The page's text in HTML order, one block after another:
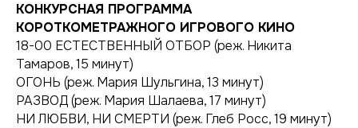
КОНКУРСНАЯ ПРОГРАММА
КОРОТКОМЕТРАЖНОГО ИГРОВОГО КИНО
18-00 ЕСТЕСТВЕННЫЙ ОТБОР (реж. Никита
Тамаров, 15 минут)
ОГОНЬ (реж. Мария Шульгина, 13 минут)
РАЗВОД (реж. Мария Шалаева, 17 минут)
НИ ЛЮБВИ, НИ СМЕРТИ (реж. Глеб Росс, 19 минут)